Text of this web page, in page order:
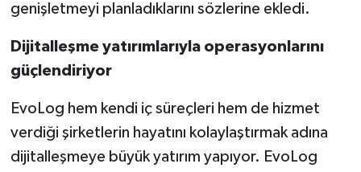
genişletmeyi planladıklarını sözlerine ekledi.
Dijitalleşme yatırımlarıyla operasyonlarını
güçlendiriyor
EvoLog hem kendi iç süreçleri hem de hizmet
verdiği şirketlerin hayatını kolaylaştırmak adına
dijitalleşmeye büyük yatırım yapıyor. EvoLog